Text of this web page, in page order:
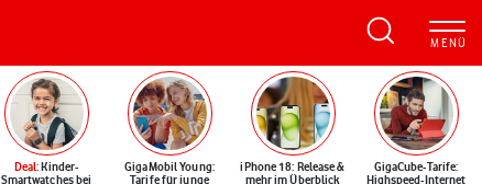
Deal: Kinder-
Smartwatches bei
GigaMobil Young:
Tarife für junge
iPhone 18: Release &
mehr im Überblick
GigaCube-Tarife:
Highspeed-Internet